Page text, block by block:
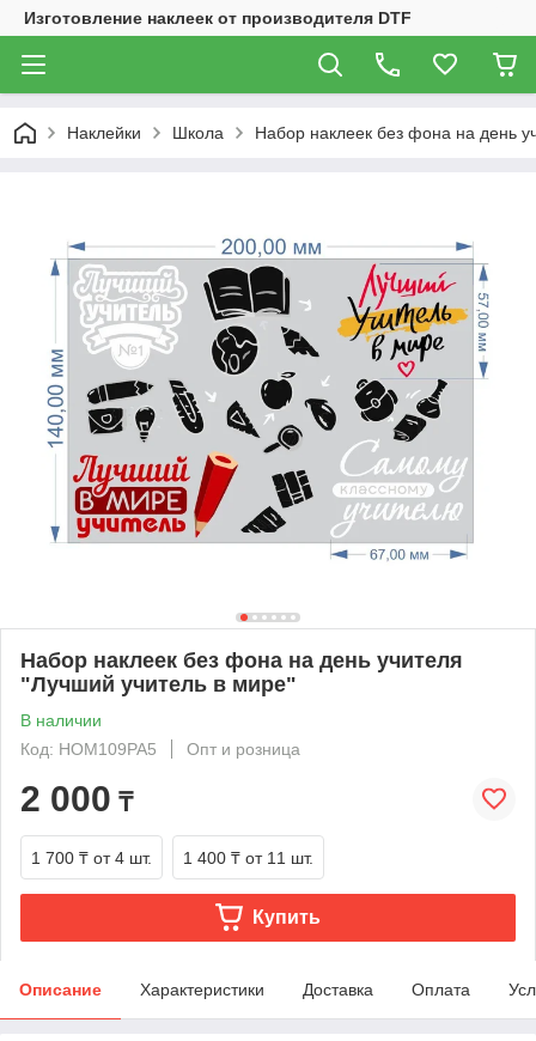
Изготовление наклеек от производителя DTF
Наклейки Школа Набор наклеек без фона на день
Набор наклеек без фона на день учителя
"Лучший учитель в мире"
В наличии
Код: HOM109PA5
Опт и розница
2 000 ₸
1 700 ₸ от 4 шт. 1 400 ₸ от 11 шт.
Купить
Описание Характеристики Доставка Оплата